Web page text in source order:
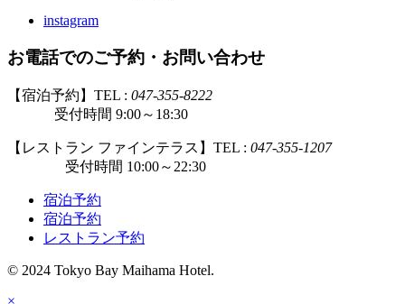
instagram
お電話でのご予約・お問い合わせ
【宿泊予約】TEL : 047-355-8222
受付時間 9:00～18:30
【レストラン ファインテラス】TEL : 047-355-1207
受付時間 10:00～22:30
宿泊予約
宿泊予約
レストラン予約
© 2024 Tokyo Bay Maihama Hotel.
×